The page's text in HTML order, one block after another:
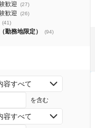
歓迎 (27)
歓迎 (26)
(41)
勤務地限定） (94)
容すべて
を含む
容すべて